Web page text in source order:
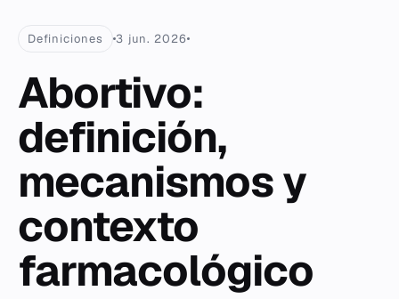
Definiciones 3 jun. 2026
Abortivo:
definición,
mecanismos y
contexto
farmacológico